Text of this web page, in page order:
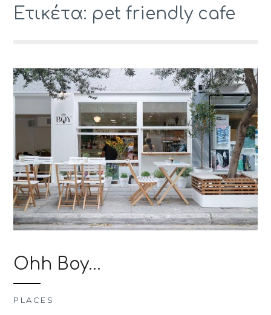
Ετικέτα: pet friendly cafe
Ohh Boy…
PLACES